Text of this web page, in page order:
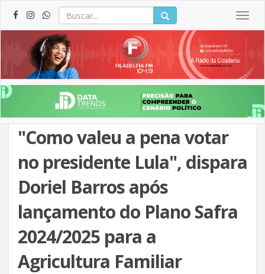
"Como valeu a pena votar
no presidente Lula", dispara
Doriel Barros após
lançamento do Plano Safra
2024/2025 para a
Agricultura Familiar